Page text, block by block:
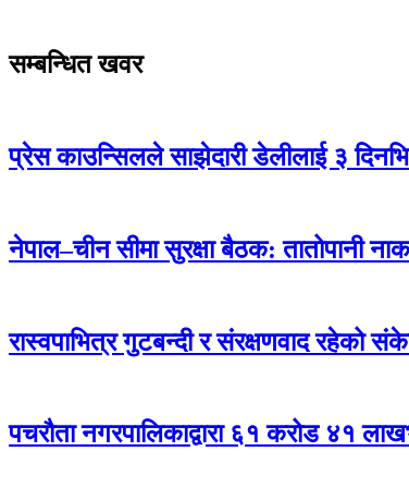
सम्बन्धित खवर
प्रेस काउन्सिलले साझेदारी डेलीलाई ३
नेपाल–चीन सीमा सुरक्षा बैठक: तातोपानी
रास्वपाभित्र गुटबन्दी र संरक्षणवाद रहेको
पचरौता नगरपालिकाद्वारा ६१ करोड ४१